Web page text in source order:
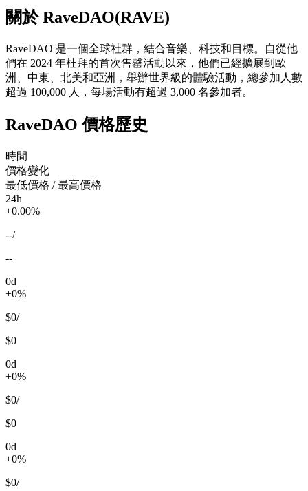
關於 RaveDAO(RAVE)
RaveDAO 是一個全球社群，結合音樂、科技和目標。自從他
們在 2024 年杜拜的首次售罄活動以來，他們已經擴展到歐
洲、中東、北美和亞洲，舉辦世界級的體驗活動，總參加人數
超過 100,000 人，每場活動有超過 3,000 名參加者。
RaveDAO 價格歷史
時間
價格變化
最低價格 / 最高價格
24h
+0.00%
--/
--
0d
+0%
$0/
$0
0d
+0%
$0/
$0
0d
+0%
$0/